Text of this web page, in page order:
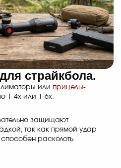
страйкбола.
или прицелы-
1-4х или 1-6х.
защищают
так как прямой удар
расколоть